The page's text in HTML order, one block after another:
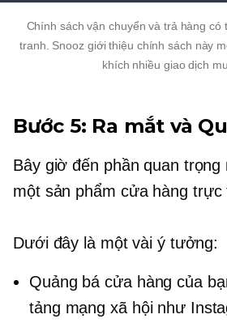
Chính sách vận chuyển và trả hàng có
tranh. Snooz giới thiệu chính sách này
khích nhiều giao dịch
Bước 5: Ra mắt và
Bây giờ đến phần quan
một sản phẩm cửa hàng trực
Dưới đây là một vài ý tưởng:
Quảng bá cửa hàng của
tảng mạng xã hội như